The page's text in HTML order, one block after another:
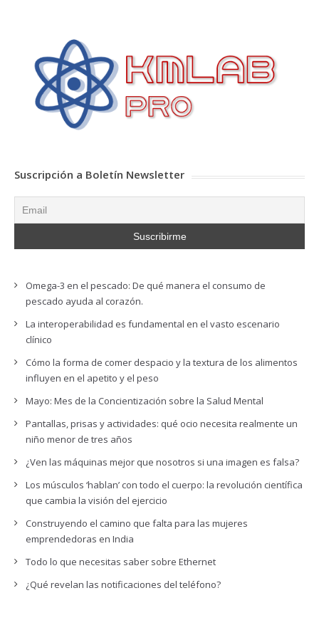
Suscripción a Boletín Newsletter
Omega-3 en el pescado: De qué manera el consumo de
pescado ayuda al corazón.
La interoperabilidad es fundamental en el vasto escenario
clínico
Cómo la forma de comer despacio y la textura de los alimentos
influyen en el apetito y el peso
Mayo: Mes de la Concientización sobre la Salud Mental
Pantallas, prisas y actividades: qué ocio necesita realmente un
niño menor de tres años
¿Ven las máquinas mejor que nosotros si una imagen es falsa?
Los músculos ‘hablan’ con todo el cuerpo: la revolución científica
que cambia la visión del ejercicio
Construyendo el camino que falta para las mujeres
emprendedoras en India
Todo lo que necesitas saber sobre Ethernet
¿Qué revelan las notificaciones del teléfono?